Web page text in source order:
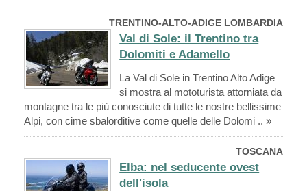
TRENTINO-ALTO-ADIGE LOMBARDIA
Val di Sole: il Trentino tra
Dolomiti e Adamello
La Val di Sole in Trentino Alto Adige
si mostra al mototurista attorniata da
montagne tra le più conosciute di tutte le nostre bellissime
Alpi, con cime sbalorditive come quelle delle Dolomi .. »
TOSCANA
Elba: nel seducente ovest
dell'isola